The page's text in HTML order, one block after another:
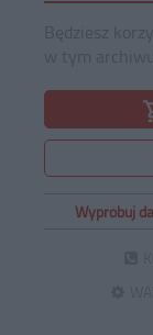
Wypróbuj